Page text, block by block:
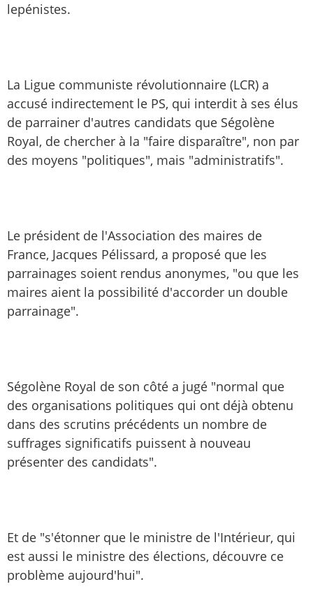
lepénistes.
La Ligue communiste révolutionnaire (LCR) a
accusé indirectement le PS, qui interdit à ses élus
de parrainer d'autres candidats que Ségolène
Royal, de chercher à la "faire disparaître", non par
des moyens "politiques", mais "administratifs".
Le président de l'Association des maires de
France, Jacques Pélissard, a proposé que les
parrainages soient rendus anonymes, "ou que les
maires aient la possibilité d'accorder un double
parrainage".
Ségolène Royal de son côté a jugé "normal que
des organisations politiques qui ont déjà obtenu
dans des scrutins précédents un nombre de
suffrages significatifs puissent à nouveau
présenter des candidats".
Et de "s'étonner que le ministre de l'Intérieur, qui
est aussi le ministre des élections, découvre ce
problème aujourd'hui".